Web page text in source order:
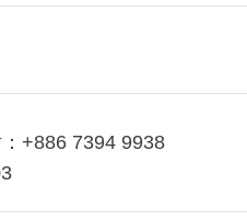
+886 7394 9938